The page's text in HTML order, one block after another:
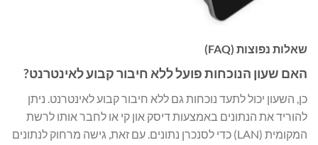
שאלות נפוצות (FAQ)
האם שעון הנוכחות פועל ללא חיבור קבוע לאינטרנט?
כן, השעון יכול לתעד נוכחות גם ללא חיבור קבוע לאינטרנט. ניתן
להוריד את הנתונים באמצעות דיסק און קי או לחבר אותו לרשת
המקומית (LAN) כדי לסנכרן נתונים. עם זאת, גישה מרחוק לנתונים